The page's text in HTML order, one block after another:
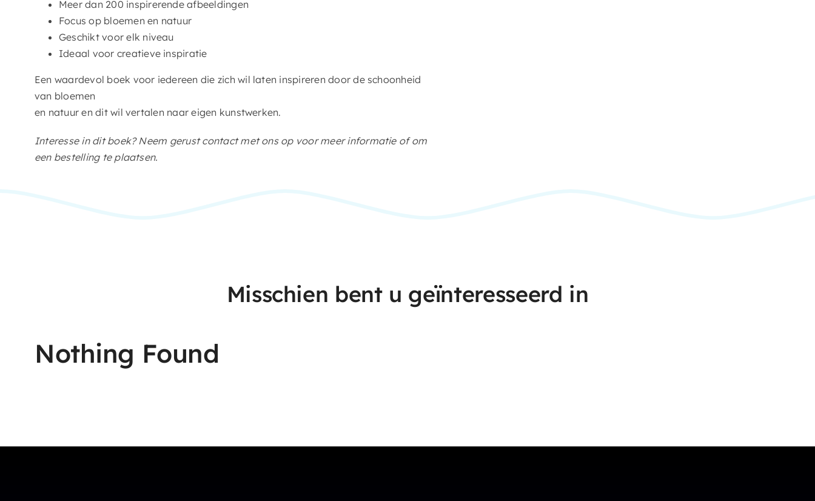
Meer dan 200 inspirerende afbeeldingen
Focus op bloemen en natuur
Geschikt voor elk niveau
Ideaal voor creatieve inspiratie
Een waardevol boek voor iedereen die zich wil laten inspireren door de schoonheid
van bloemen
en natuur en dit wil vertalen naar eigen kunstwerken.
Interesse in dit boek? Neem gerust contact met ons op voor meer informatie of om
een bestelling te plaatsen.
Misschien bent u geïnteresseerd in
Nothing Found